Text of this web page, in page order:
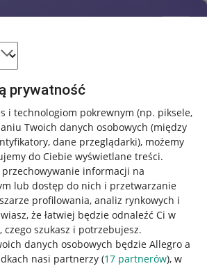
prywatność
i technologiom pokrewnym (np. piksele,
Twoich danych osobowych (między
dane przeglądarki), możemy
do Ciebie wyświetlane treści.
przechowywanie informacji na
lub dostęp do nich i przetwarzanie
profilowania, analiz rynkowych i
że łatwiej będzie odnaleźć Ci w
czego szukasz i potrzebujesz.
danych osobowych będzie Allegro a
nasi partnerzy (17 partnerów), w